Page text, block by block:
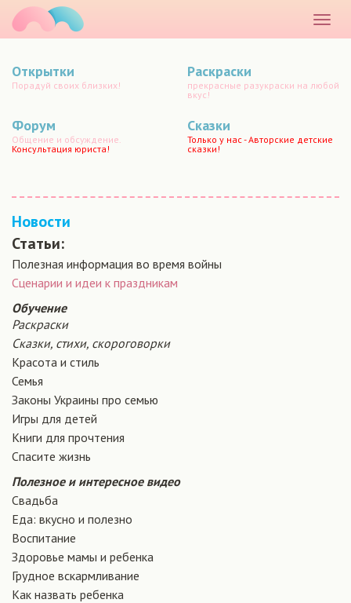
меню
Открытки
Порадуй своих близких!
Раскраски
прекрасные разукраски на любой
вкус!
Форум
Общение и обсуждение.
Консультация юриста!
Сказки
Только у нас - Авторские детские
сказки!
Новости
Статьи:
Полезная информация во время войны
Сценарии и идеи к праздникам
Обучение
Раскраски
Сказки, стихи, скороговорки
Красота и стиль
Семья
Законы Украины про семью
Игры для детей
Книги для прочтения
Спасите жизнь
Полезное и интересное видео
Свадьба
Еда: вкусно и полезно
Воспитание
Здоровье мамы и ребенка
Грудное вскармливание
Как назвать ребенка